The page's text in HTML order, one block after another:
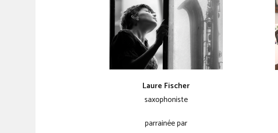
Laure Fischer
saxophoniste
parrainée par